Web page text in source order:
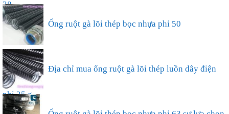
38...